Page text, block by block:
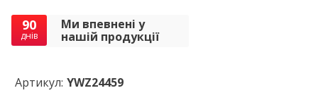
90
днів
Ми впевнені у
нашій продукції
Артикул: YWZ24459